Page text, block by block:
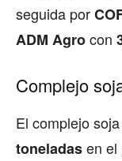
seguida por
ADM Agrocon
Complejo
El complejo
toneladasen el